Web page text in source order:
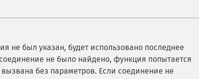
не был указан, будет использовано последнее
не было найдено, функция попытается
без параметров. Если соединение не